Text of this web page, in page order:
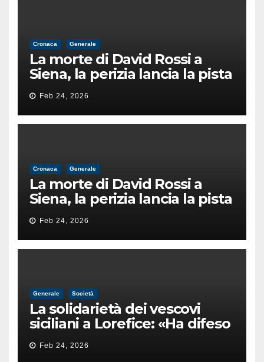
Cronaca Generale
La morte di David Rossi a
Siena, la perizia lancia la pista
di un’intimidazione finita
male
Feb 24, 2026
Cronaca Generale
La morte di David Rossi a
Siena, la perizia lancia la pista
di un’intimidazione finita
male
Feb 24, 2026
Generale Società
La solidarietà dei vescovi
siciliani a Lorefice: «Ha difeso
il valore e la dignità
dell’umanità»
Feb 24, 2026